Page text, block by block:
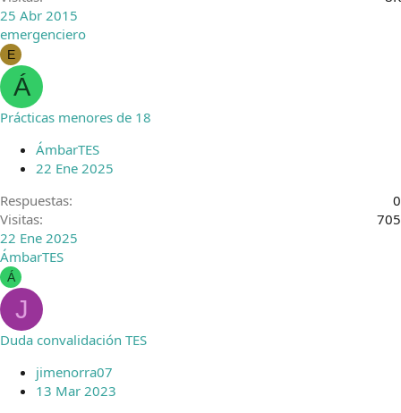
25 Abr 2015
emergenciero
E
Á
Prácticas menores de 18
ÁmbarTES
22 Ene 2025
Respuestas
0
Visitas
705
22 Ene 2025
ÁmbarTES
Á
J
Duda convalidación TES
jimenorra07
13 Mar 2023